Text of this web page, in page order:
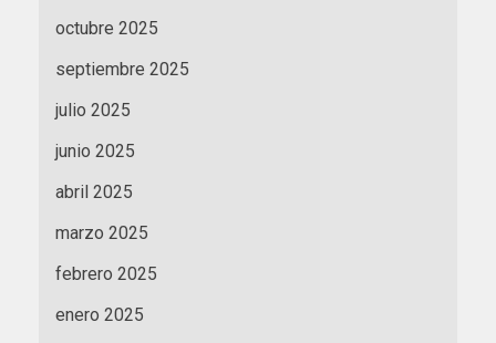
octubre 2025
septiembre 2025
julio 2025
junio 2025
abril 2025
marzo 2025
febrero 2025
enero 2025